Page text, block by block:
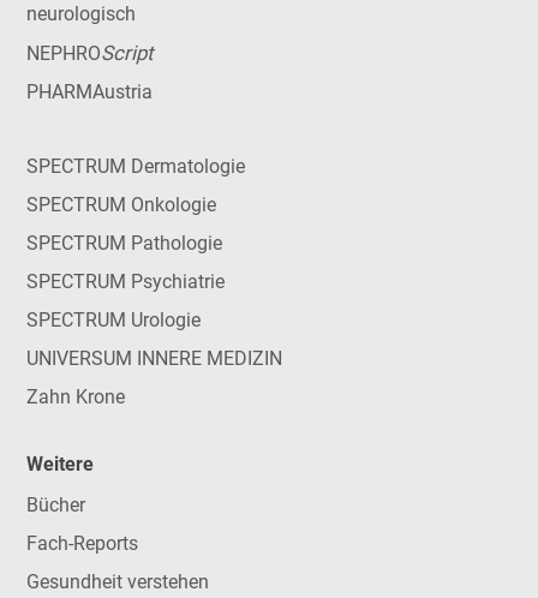
neurologisch
NEPHROScript
PHARMAustria
SPECTRUM Dermatologie
SPECTRUM Onkologie
SPECTRUM Pathologie
SPECTRUM Psychiatrie
SPECTRUM Urologie
UNIVERSUM INNERE MEDIZIN
Zahn Krone
Weitere
Bücher
Fach-Reports
Gesundheit verstehen